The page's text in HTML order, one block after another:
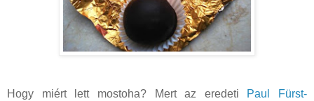
Hogy miért lett mostoha? Mert az eredeti Paul Fürst-